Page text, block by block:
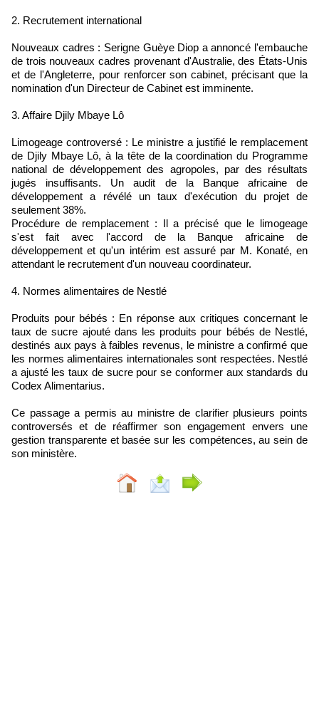
2. Recrutement international
Nouveaux cadres : Serigne Guèye Diop a annoncé l'embauche
de trois nouveaux cadres provenant d'Australie, des États-Unis
et de l'Angleterre, pour renforcer son cabinet, précisant que la
nomination d'un Directeur de Cabinet est imminente.
3. Affaire Djily Mbaye Lô
Limogeage controversé : Le ministre a justifié le remplacement
de Djily Mbaye Lô, à la tête de la coordination du Programme
national de développement des agropoles, par des résultats
jugés insuffisants. Un audit de la Banque africaine de
développement a révélé un taux d'exécution du projet de
seulement 38%.
Procédure de remplacement : Il a précisé que le limogeage
s'est fait avec l'accord de la Banque africaine de
développement et qu'un intérim est assuré par M. Konaté, en
attendant le recrutement d'un nouveau coordinateur.
4. Normes alimentaires de Nestlé
Produits pour bébés : En réponse aux critiques concernant le
taux de sucre ajouté dans les produits pour bébés de Nestlé,
destinés aux pays à faibles revenus, le ministre a confirmé que
les normes alimentaires internationales sont respectées. Nestlé
a ajusté les taux de sucre pour se conformer aux standards du
Codex Alimentarius.
Ce passage a permis au ministre de clarifier plusieurs points
controversés et de réaffirmer son engagement envers une
gestion transparente et basée sur les compétences, au sein de
son ministère.